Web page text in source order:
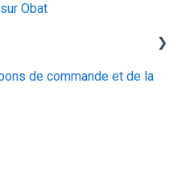
Obat
de commande et de la